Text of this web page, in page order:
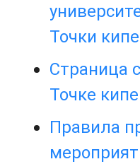
Точки
Страница
Точке
Правила